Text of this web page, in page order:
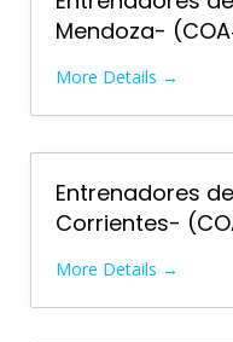
Mendoza-
More Details
Entrenadores
Corrientes-
More Details